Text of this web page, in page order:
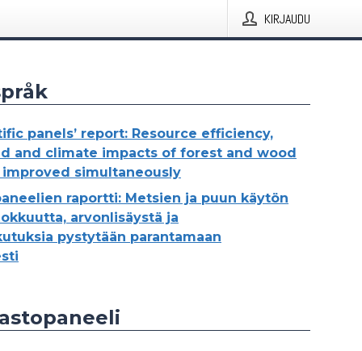
KIRJAUDU
panels’ report: Resource efficiency,
and climate impacts of forest and wood
improved simultaneously
raportti: Metsien ja puun käytön
arvonlisäystä ja
pystytään parantamaan